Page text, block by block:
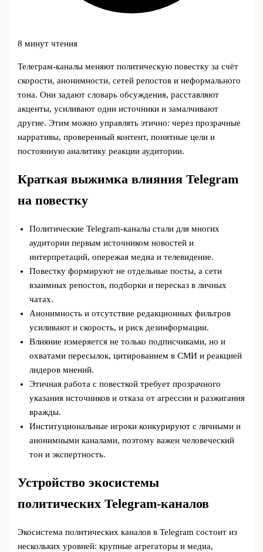
8 минут чтения
Телеграм‑каналы меняют политическую повестку за счёт
скорости, анонимности, сетей репостов и неформального
тона. Они задают словарь обсуждения, расставляют
акценты, усиливают одни источники и замалчивают
другие. Этим можно управлять этично: через прозрачные
нарративы, проверенный контент, понятные цели и
постоянную аналитику реакции аудитории.
Краткая выжимка влияния Telegram
на повестку
Политические Telegram‑каналы стали для многих
аудитории первым источником новостей и
интерпретаций, опережая медиа и телевидение.
Повестку формируют не отдельные посты, а сети
взаимных репостов, подборки и пересказ в личных
чатах.
Анонимность и отсутствие редакционных фильтров
усиливают и скорость, и риск дезинформации.
Влияние измеряется не только подписчиками, но и
охватами пересылок, цитированием в СМИ и реакцией
лидеров мнений.
Этичная работа с повесткой требует прозрачного
указания источников и отказа от агрессии и разжигания
вражды.
Институциональные игроки конкурируют с личными и
анонимными каналами, поэтому важен человеческий
тон и экспертность.
Устройство экосистемы
политических Telegram‑каналов
Экосистема политических каналов в Telegram состоит из
нескольких уровней: крупные агрегаторы и медиа,